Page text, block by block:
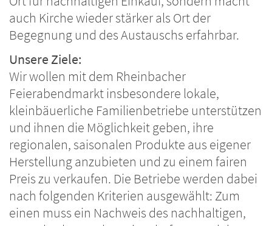
auch Kirche wieder stärker als Ort der
Begegnung und des Austauschs erfahrbar.
Unsere Ziele:
Wir wollen mit dem Rheinbacher
Feierabendmarkt insbesondere lokale,
kleinbäuerliche Familienbetriebe unterstützen
und ihnen die Möglichkeit geben, ihre
regionalen, saisonalen Produkte aus eigener
Herstellung anzubieten und zu einem fairen
Preis zu verkaufen. Die Betriebe werden dabei
nach folgenden Kriterien ausgewählt: Zum
einen muss ein Nachweis des nachhaltigen,